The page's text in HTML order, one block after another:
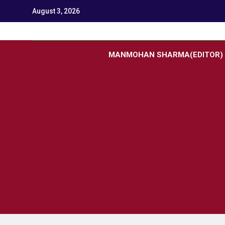
August 3, 2026
MANMOHAN SHARMA(EDITOR)